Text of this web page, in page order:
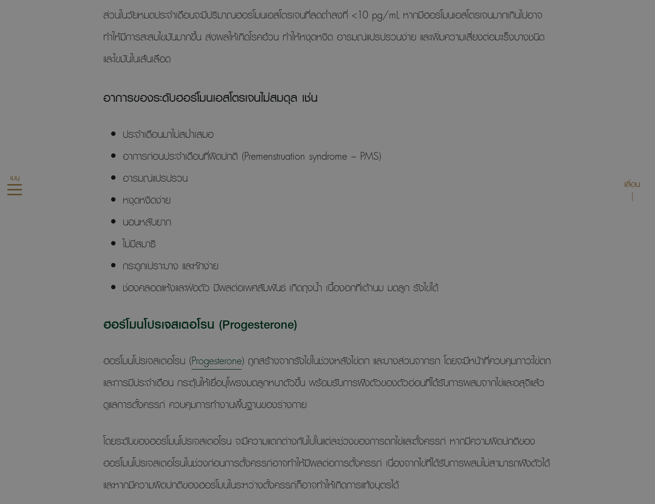
เมนู
ส่วนในวัยหมดประจำเดือนจะมีปริมาณฮอร์โมนเอสโตรเจนที่ลดต่ำลงที่ <10 pg/mL หากมีฮอร์โมนเอสโตรเจนมากเกินไปอาจ
ทำให้มีการสะสมไขมันมากขึ้น ส่งผลให้เกิดโรคอ้วน ทำให้หงุดหงิด อารมณ์แปรปรวนง่าย และเพิ่มความเสี่ยงต่อมะเร็งบางชนิด
และไขมันในเส้นเลือด
อาการของระดับฮอร์โมนเอสโตรเจนไม่สมดุล เช่น
ประจำเดือนมาไม่สม่ำเสมอ
อาการก่อนประจำเดือนที่ผิดปกติ (Premenstruation syndrome – PMS)
อารมณ์แปรปรวน
หงุดหงิดง่าย
นอนหลับยาก
ไม่มีสมาธิ
กระดูกเปราะบาง และหักง่าย
ช่องคลอดแห้งและฝ่อตัว มีผลต่อเพศสัมพันธ์ เกิดถุงน้ำ เนื้องอกที่เต้านม มดลูก รังไข่ได้
ฮอร์โมนโปรเจสเตอโรน (Progesterone)
ฮอร์โมนโปรเจสเตอโรน (Progesterone) ถูกสร้างจากรังไข่ในช่วงหลังไข่ตก และบางส่วนจากรก โดยจะมีหน้าที่ควบคุมภาวะไข่ตก
และการมีประจำเดือน กระตุ้นให้เยื่อบุโพรงมดลูกหนาตัวขึ้น พร้อมรับการฝังตัวของตัวอ่อนที่ได้รับการผสมจากไข่และอสุจิแล้ว
ดูแลการตั้งครรภ์ ควบคุมการทำงานพื้นฐานของร่างกาย
โดยระดับของฮอร์โมนโปรเจสเตอโรน จะมีความแตกต่างกันไปในแต่ละช่วงของการตกไข่และตั้งครรภ์ หากมีความผิดปกติของ
ฮอร์โมนโปรเจสเตอโรนในช่วงก่อนการตั้งครรภ์อาจทำให้มีผลต่อการตั้งครรภ์ เนื่องจากไข่ที่ได้รับการผสมไม่สามารถฝังตัวได้
และหากมีความผิดปกติของฮอร์โมนในระหว่างตั้งครรภ์ก็อาจทำให้เกิดการแท้งบุตรได้
เลื่อน